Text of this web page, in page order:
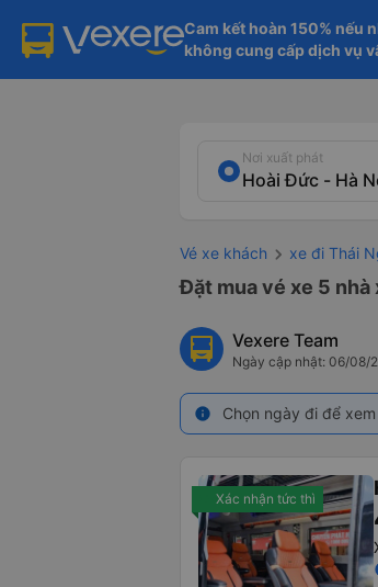
Cam kết hoàn 150% nếu
không cung cấp dịch vụ
Nơi xuất phát
Vé xe khách xe đi Thái
Đặt mua vé xe 5
Vexere Team
Ngày cập nhật: 06/08/
info Chọn ngày đi để
Xác nhận tức thì